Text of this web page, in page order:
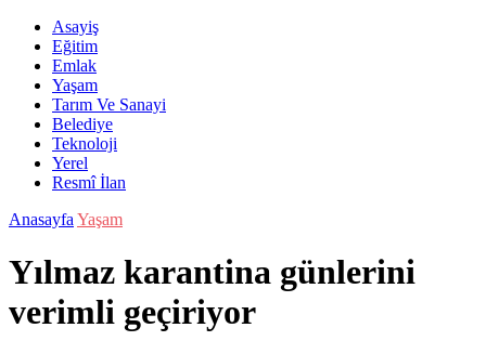
Asayiş
Eğitim
Emlak
Yaşam
Tarım Ve Sanayi
Belediye
Teknoloji
Yerel
Resmî İlan
Anasayfa Yaşam
Yılmaz karantina günlerini
verimli geçiriyor